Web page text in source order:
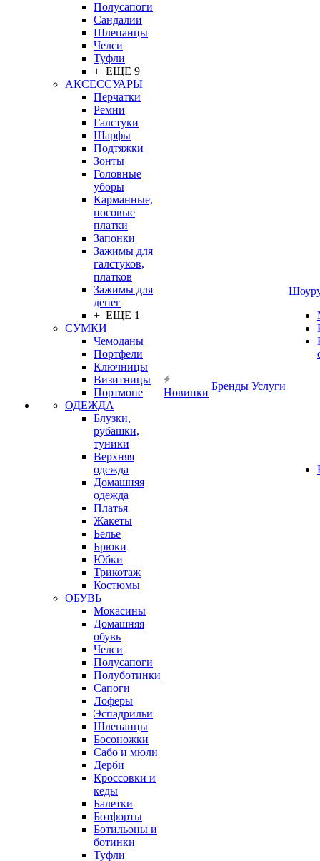
Полусапоги
Сандалии
Шлепанцы
Челси
Туфли
+ ЕЩЕ 9
АКСЕССУАРЫ
Перчатки
Ремни
Галстуки
Шарфы
Подтяжки
Зонты
Головные
уборы
Карманные,
носовые
платки
Запонки
Зажимы для
галстуков,
платков
Зажимы для
денег
+ ЕЩЕ 1
СУМКИ
Чемоданы
Портфели
Ключницы
Визитницы
Портмоне
ОДЕЖДА
Блузки,
рубашки,
туники
Верхняя
одежда
Домашняя
одежда
Платья
Жакеты
Белье
Брюки
Юбки
Трикотаж
Костюмы
ОБУВЬ
Мокасины
Домашняя
обувь
Челси
Полусапоги
Полуботинки
Сапоги
Лоферы
Эспадрильи
Шлепанцы
Босоножки
Сабо и мюли
Дерби
Кроссовки и
кеды
Балетки
Ботфорты
Ботильоны и
ботинки
Туфли
Новинки
Бренды Услуги